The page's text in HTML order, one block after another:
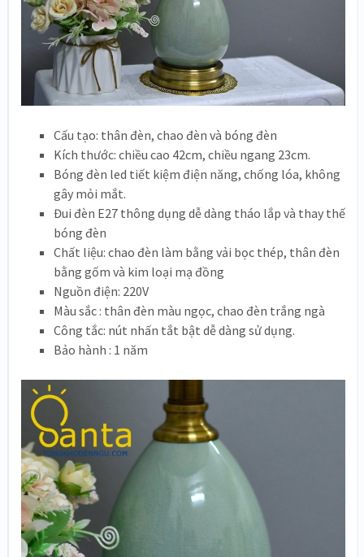
Cấu tạo: thân đèn, chao đèn và bóng đèn
Kích thước: chiều cao 42cm, chiều ngang 23cm.
Bóng đèn led tiết kiệm điện năng, chống lóa, không
gây mỏi mắt.
Đui đèn E27 thông dụng dễ dàng tháo lắp và thay thế
bóng đèn
Chất liệu: chao đèn làm bằng vải bọc thép, thân đèn
bằng gốm và kim loại mạ đồng
Nguồn điện: 220V
Màu sắc : thân đèn màu ngọc, chao đèn trắng ngà
Công tắc: nút nhấn tắt bật dễ dàng sử dụng.
Bảo hành : 1 năm